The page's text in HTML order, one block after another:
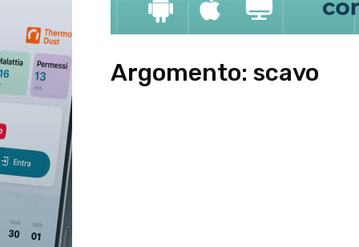
Argomento: scavo